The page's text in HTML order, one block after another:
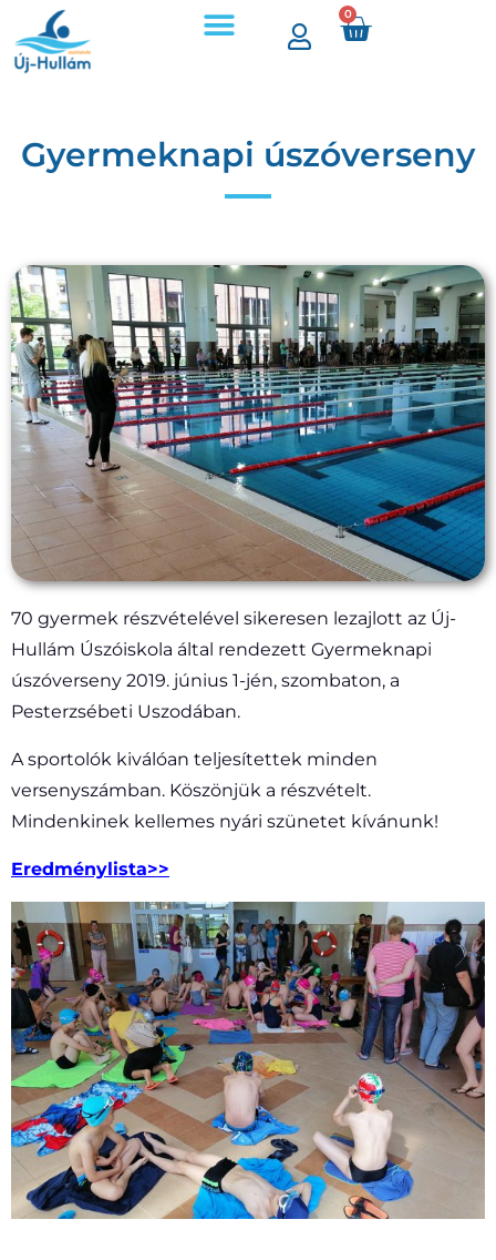
0
Gyermeknapi úszóverseny
70 gyermek részvételével sikeresen lezajlott az Új-
Hullám Úszóiskola által rendezett Gyermeknapi
úszóverseny 2019. június 1-jén, szombaton, a
Pesterzsébeti Uszodában.
A sportolók kiválóan teljesítettek minden
versenyszámban. Köszönjük a részvételt.
Mindenkinek kellemes nyári szünetet kívánunk!
Eredménylista>>